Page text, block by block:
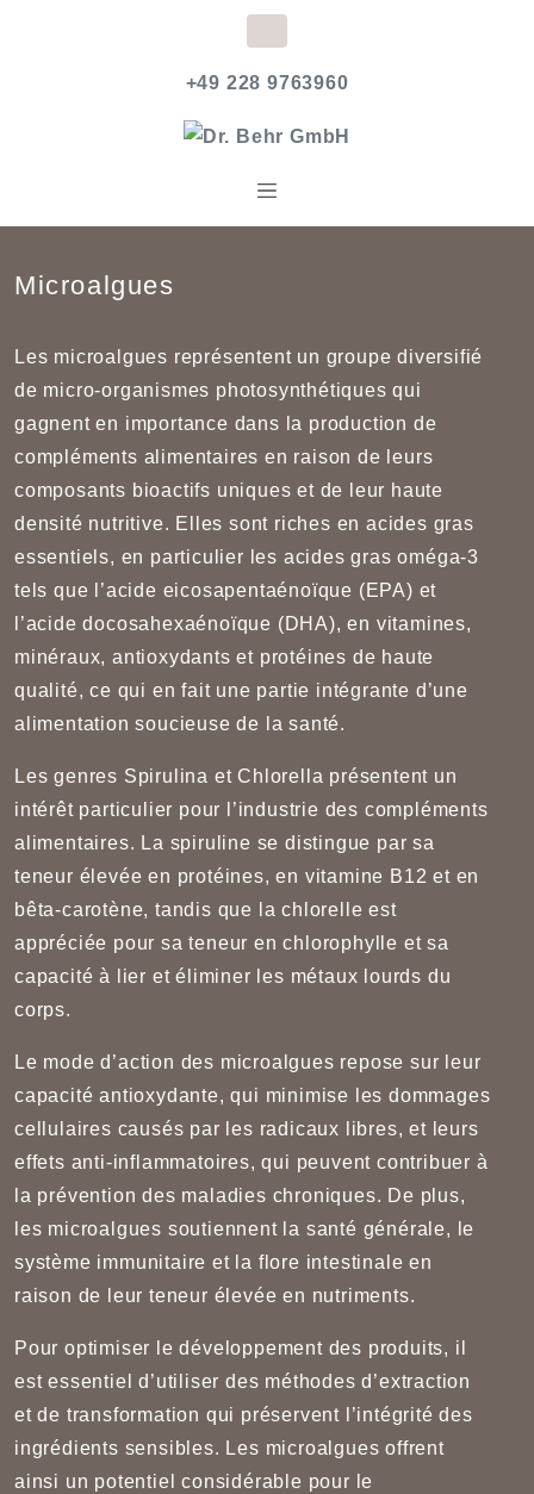
+49 228 9763960
Microalgues
Les microalgues représentent un groupe diversifié
de micro-organismes photosynthétiques qui
gagnent en importance dans la production de
compléments alimentaires en raison de leurs
composants bioactifs uniques et de leur haute
densité nutritive. Elles sont riches en acides gras
essentiels, en particulier les acides gras oméga-3
tels que l’acide eicosapentaénoïque (EPA) et
l’acide docosahexaénoïque (DHA), en vitamines,
minéraux, antioxydants et protéines de haute
qualité, ce qui en fait une partie intégrante d’une
alimentation soucieuse de la santé.
Les genres Spirulina et Chlorella présentent un
intérêt particulier pour l’industrie des compléments
alimentaires. La spiruline se distingue par sa
teneur élevée en protéines, en vitamine B12 et en
bêta-carotène, tandis que la chlorelle est
appréciée pour sa teneur en chlorophylle et sa
capacité à lier et éliminer les métaux lourds du
corps.
Le mode d’action des microalgues repose sur leur
capacité antioxydante, qui minimise les dommages
cellulaires causés par les radicaux libres, et leurs
effets anti-inflammatoires, qui peuvent contribuer à
la prévention des maladies chroniques. De plus,
les microalgues soutiennent la santé générale, le
système immunitaire et la flore intestinale en
raison de leur teneur élevée en nutriments.
Pour optimiser le développement des produits, il
est essentiel d’utiliser des méthodes d’extraction
et de transformation qui préservent l’intégrité des
ingrédients sensibles. Les microalgues offrent
ainsi un potentiel considérable pour le